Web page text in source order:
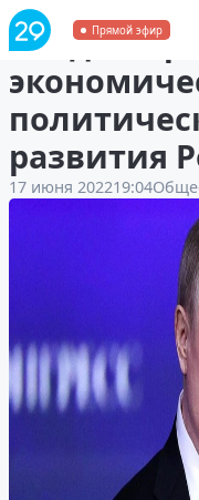
Прямой эфир
Владимир
развития
17 июня 202219:04